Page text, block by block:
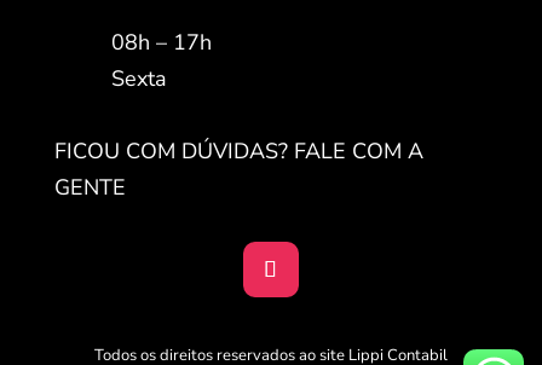
08h – 17h
Sexta
FICOU COM DÚVIDAS? FALE COM A
GENTE
Todos os direitos reservados ao site Lippi Contabil